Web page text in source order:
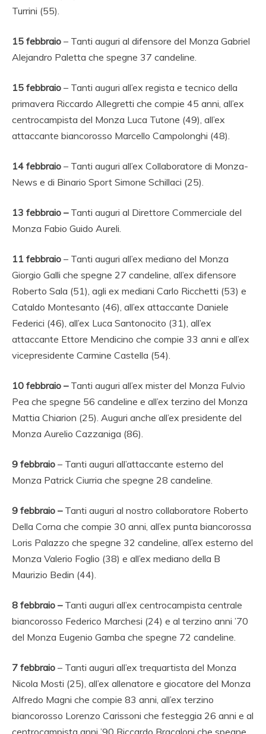
Turrini (55).
15 febbraio – Tanti auguri al difensore del Monza Gabriel
Alejandro Paletta che spegne 37 candeline.
15 febbraio – Tanti auguri all’ex regista e tecnico della
primavera Riccardo Allegretti che compie 45 anni, all’ex
centrocampista del Monza Luca Tutone (49), all’ex
attaccante biancorosso Marcello Campolonghi (48).
14 febbraio – Tanti auguri all’ex Collaboratore di Monza-
News e di Binario Sport Simone Schillaci (25).
13 febbraio –Tanti auguri al Direttore Commerciale del
Monza Fabio Guido Aureli.
11 febbraio – Tanti auguri all’ex mediano del Monza
Giorgio Galli che spegne 27 candeline, all’ex difensore
Roberto Sala (51), agli ex mediani Carlo Ricchetti (53) e
Cataldo Montesanto (46), all’ex attaccante Daniele
Federici (46), all’ex Luca Santonocito (31), all’ex
attaccante Ettore Mendicino che compie 33 anni e all’ex
vicepresidente Carmine Castella (54).
10 febbraio – Tanti auguri all’ex mister del Monza Fulvio
Pea che spegne 56 candeline e all’ex terzino del Monza
Mattia Chiarion (25). Auguri anche all’ex presidente del
Monza Aurelio Cazzaniga (86).
9 febbraio – Tanti auguri all’attaccante esterno del
Monza Patrick Ciurria che spegne 28 candeline.
9 febbraio – Tanti auguri al nostro collaboratore Roberto
Della Corna che compie 30 anni, all’ex punta biancorossa
Loris Palazzo che spegne 32 candeline, all’ex esterno del
Monza Valerio Foglio (38) e all’ex mediano della B
Maurizio Bedin (44).
8 febbraio – Tanti auguri all’ex centrocampista centrale
biancorosso Federico Marchesi (24) e al terzino anni ’70
del Monza Eugenio Gamba che spegne 72 candeline.
7 febbraio – Tanti auguri all’ex trequartista del Monza
Nicola Mosti (25), all’ex allenatore e giocatore del Monza
Alfredo Magni che compie 83 anni, all’ex terzino
biancorosso Lorenzo Carissoni che festeggia 26 anni e al
centrocampista anni ’90 Riccardo Bracaloni che spegne